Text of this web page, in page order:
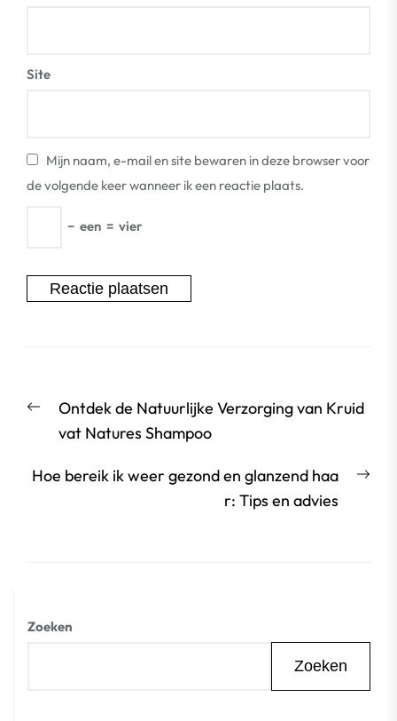
Site
Mijn naam, e-mail en site bewaren in deze browser voor
de volgende keer wanneer ik een reactie plaats.
− een = vier
Vorige
bericht:
Ontdek de Natuurlijke Verzorging van Kruid
vat Natures Shampoo
Hoe bereik ik weer gezond en glanzend haa
r: Tips en advies
Zoeken
Zoeken